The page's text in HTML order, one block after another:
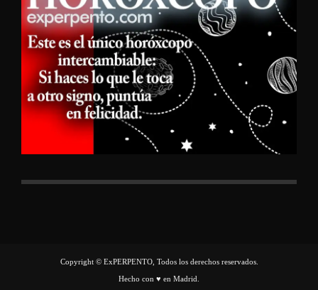
Copyright © ExPERPENTO, Todos los derechos reservados.
Hecho con ♥ en Madrid.